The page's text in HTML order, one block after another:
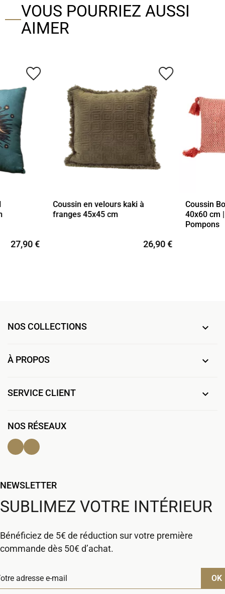
VOUS POURRIEZ AUSSI
AIMER
27,90 €
favorite_border
Coussin en velours kaki à
franges 45x45 cm
26,90 €
favorite_border
Coussin
40x60 cm
Pompons
NOS COLLECTIONS 
À PROPOS 
SERVICE CLIENT 
NOS RÉSEAUX
Facebook
NEWSLETTER
SUBLIMEZ VOTRE INTÉRIEUR
Bénéficiez de 5€ de réduction sur votre première
commande dès 50€ d’achat.